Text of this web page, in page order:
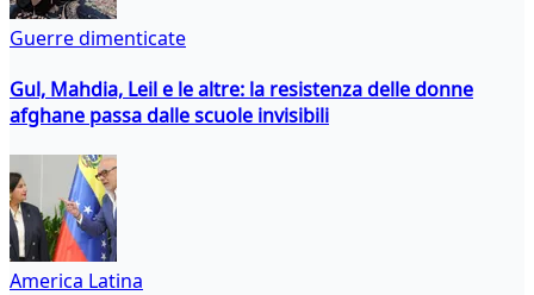
Guerre dimenticate
Gul, Mahdia, Leil e le altre: la resistenza delle donne
afghane passa dalle scuole invisibili
America Latina